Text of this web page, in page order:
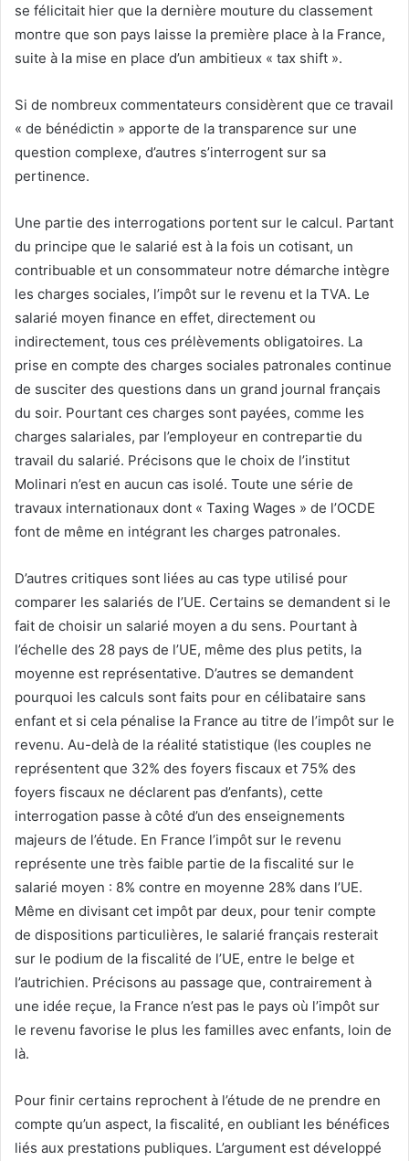
se félicitait hier que la dernière mouture du classement
montre que son pays laisse la première place à la France,
suite à la mise en place d’un ambitieux « tax shift ».
Si de nombreux commentateurs considèrent que ce travail
« de bénédictin » apporte de la transparence sur une
question complexe, d’autres s’interrogent sur sa
pertinence.
Une partie des interrogations portent sur le calcul. Partant
du principe que le salarié est à la fois un cotisant, un
contribuable et un consommateur notre démarche intègre
les charges sociales, l’impôt sur le revenu et la TVA. Le
salarié moyen finance en effet, directement ou
indirectement, tous ces prélèvements obligatoires. La
prise en compte des charges sociales patronales continue
de susciter des questions dans un grand journal français
du soir. Pourtant ces charges sont payées, comme les
charges salariales, par l’employeur en contrepartie du
travail du salarié. Précisons que le choix de l’institut
Molinari n’est en aucun cas isolé. Toute une série de
travaux internationaux dont « Taxing Wages » de l’OCDE
font de même en intégrant les charges patronales.
D’autres critiques sont liées au cas type utilisé pour
comparer les salariés de l’UE. Certains se demandent si le
fait de choisir un salarié moyen a du sens. Pourtant à
l’échelle des 28 pays de l’UE, même des plus petits, la
moyenne est représentative. D’autres se demandent
pourquoi les calculs sont faits pour en célibataire sans
enfant et si cela pénalise la France au titre de l’impôt sur le
revenu. Au-delà de la réalité statistique (les couples ne
représentent que 32% des foyers fiscaux et 75% des
foyers fiscaux ne déclarent pas d’enfants), cette
interrogation passe à côté d’un des enseignements
majeurs de l’étude. En France l’impôt sur le revenu
représente une très faible partie de la fiscalité sur le
salarié moyen : 8% contre en moyenne 28% dans l’UE.
Même en divisant cet impôt par deux, pour tenir compte
de dispositions particulières, le salarié français resterait
sur le podium de la fiscalité de l’UE, entre le belge et
l’autrichien. Précisons au passage que, contrairement à
une idée reçue, la France n’est pas le pays où l’impôt sur
le revenu favorise le plus les familles avec enfants, loin de
là.
Pour finir certains reprochent à l’étude de ne prendre en
compte qu’un aspect, la fiscalité, en oubliant les bénéfices
liés aux prestations publiques. L’argument est développé